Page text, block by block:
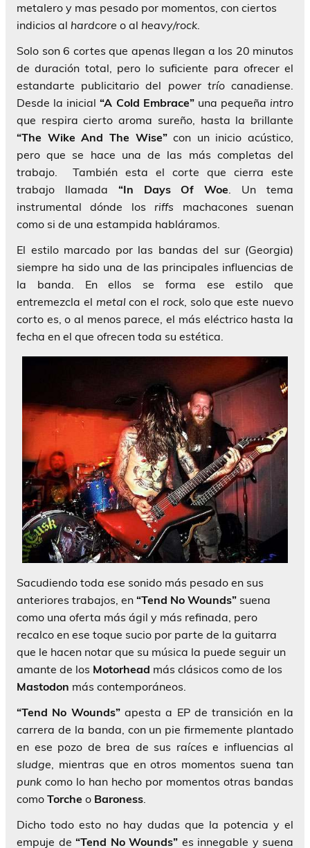
metalero y mas pesado por momentos, con ciertos
indicios al hardcore o al heavy/rock.
Solo son 6 cortes que apenas llegan a los 20 minutos
de duración total, pero lo suficiente para ofrecer el
estandarte publicitario del power tríocanadiense.
Desde la inicial“A Cold Embrace” una pequeña intro
que respira cierto aroma sureño, hasta la brillante
“The Wike And The Wise”con un inicio acústico,
pero que se hace una de las más completas del
trabajo. También esta el corte que cierra este
trabajo llamada “In Days Of Woe. Un tema
instrumental dónde los riffs machacones suenan
como si de una estampida habláramos.
El estilo marcado por las bandas del sur (Georgia)
siempre ha sido una de las principales influencias de
la banda. En ellos se forma ese estilo que
entremezcla el metalcon el rock, solo que este nuevo
corto es, o al menos parece, el más eléctrico hasta la
fecha en el que ofrecen toda su estética.
Sacudiendo toda ese sonido más pesado en sus
anteriores trabajos, en “Tend No Wounds” suena
como una oferta más ágil y más refinada, pero
recalco en ese toque sucio por parte de la guitarra
que le hacen notar que su música la puede seguir un
amante de los Motorhead más clásicos como de los
Mastodon más contemporáneos.
“Tend No Wounds”apesta a EP de transición en la
carrera de la banda, con un pie firmemente plantado
en ese pozo de brea de sus raíces e influencias al
sludge, mientras que en otros momentos suena tan
punk como lo han hecho por momentos otras bandas
como Torche o Baroness.
Dicho todo esto no hay dudas que la potencia y el
empuje de “Tend No Wounds” es innegable y suena